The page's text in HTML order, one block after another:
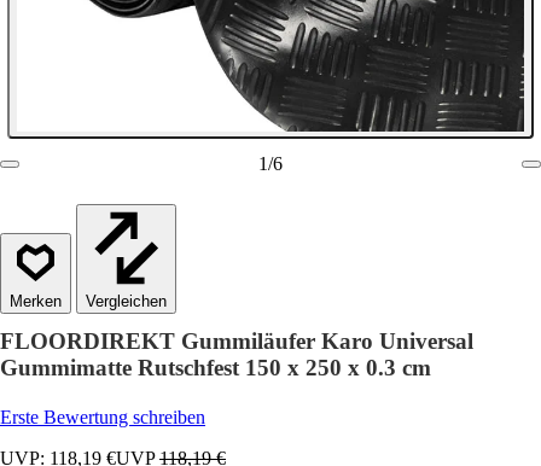
1/6
Vergleichen
FLOORDIREKT Gummiläufer Karo Universal
Gummimatte Rutschfest 150 x 250 x 0.3 cm
Erste Bewertung schreiben
UVP: 118,19 €UVP118,19 €